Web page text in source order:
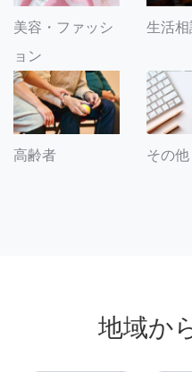
美容・ファッシ
ョン
生活相
高齢者 その他
地域か